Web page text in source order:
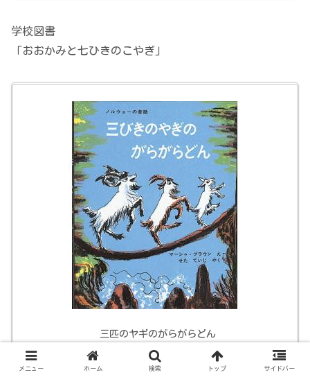
学校図書
「おおかみと七ひきのこやぎ」
三匹のヤギのがらがらどん
メニュー ホーム 検索 トップ サイドバー